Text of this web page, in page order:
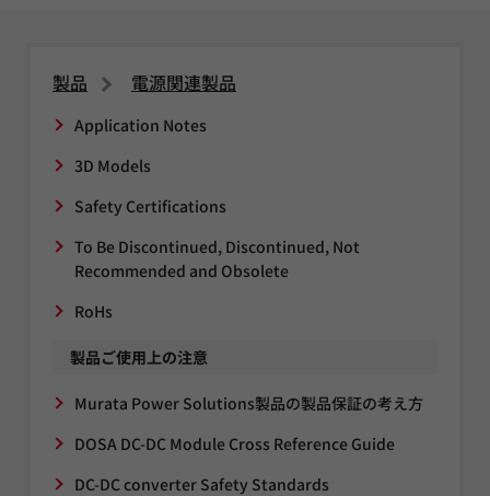
製品 電源関連製品
Application Notes
3D Models
Safety Certifications
To Be Discontinued, Discontinued, Not
Recommended and Obsolete
RoHs
製品ご使用上の注意
Murata Power Solutions製品の製品保証の考え方
DOSA DC-DC Module Cross Reference Guide
DC-DC converter Safety Standards